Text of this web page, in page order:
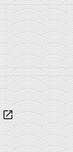
open_in_new